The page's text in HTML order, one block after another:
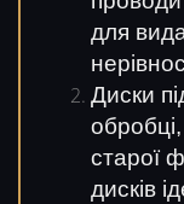
для
Диски
старої
дисків